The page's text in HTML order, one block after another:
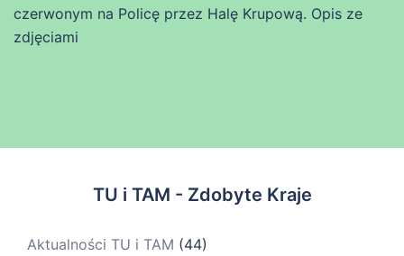
czerwonym na Policę przez Halę Krupową. Opis ze
zdjęciami
TU i TAM - Zdobyte Kraje
Aktualności TU i TAM (44)